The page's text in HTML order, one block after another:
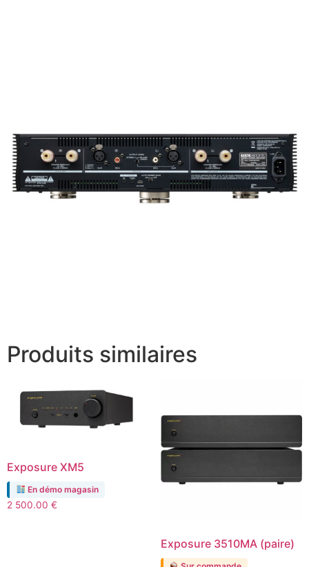
Produits similaires
Exposure XM5
En démo magasin
2 500.00 €
Exposure 3510MA (paire)